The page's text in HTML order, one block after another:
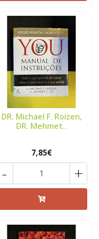
DR. Michael F. Roizen,
DR. Mehmet..
7,85€
+
-